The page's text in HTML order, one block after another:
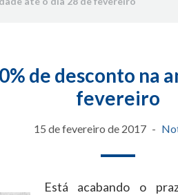
de desconto na
fevereiro
15 de fevereiro de 2017
Está acabando o